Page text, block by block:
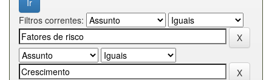
Filtros correntes: